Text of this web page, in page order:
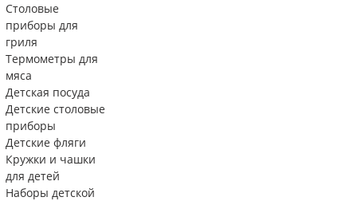
Столовые
приборы для
гриля
Термометры для
мяса
Детская посуда
Детские столовые
приборы
Детские фляги
Кружки и чашки
для детей
Наборы детской